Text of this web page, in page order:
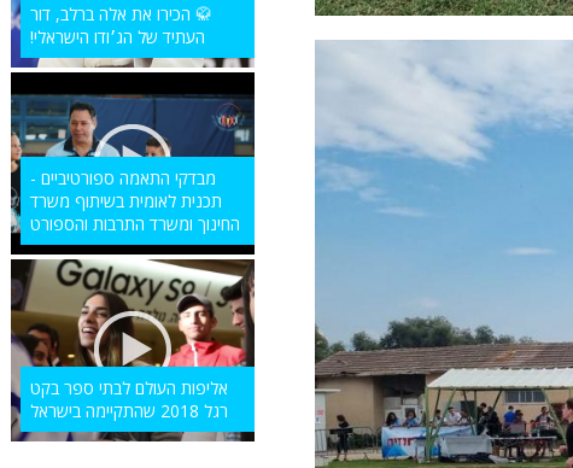
🥋 הכירו את אלה ברלב, דור
העתיד של הג׳ודו הישראלי!
מבדקי התאמה ספורטיביים -
תכנית לאומית בשיתוף משרד
החינוך ומשרד התרבות והספורט
אליפות העולם לבתי ספר בקט
רגל 2018 שהתקיימה בישראל